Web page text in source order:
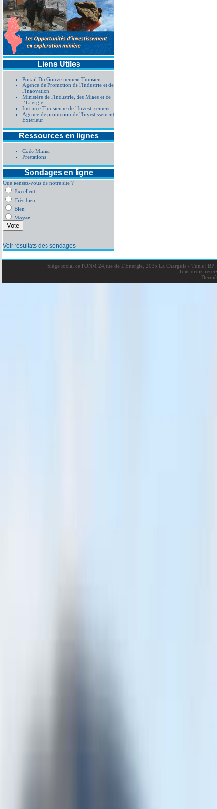
Liens Utiles
Portail Du Gouvernement Tunisien
Agence de Promotion de l'Industrie et de
l'Innovation
Ministère de l'Industrie, des Mines et de
l’Energie
Instance Tunisienne de l'Investissement
Agence de promotion de l'Investissement
Extérieur
Ressources en lignes
Code Minier
Prestations
Sondages en ligne
Que pensez-vous de notre site ?
Excellent
Très bien
Bien
Moyen
Voir résultats des sondages
Siège social de l'ONM 24,rue de L'Energie, 2035 La Charguia - Tunis |BP:
Tous droits